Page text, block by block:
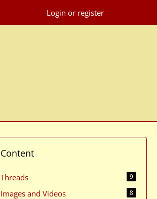
Login or register
Content
Threads 9
Images and Videos 8